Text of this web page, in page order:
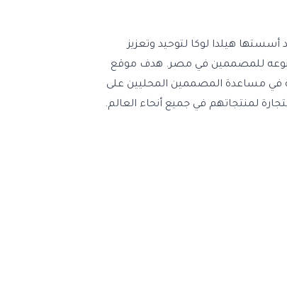
"ميتشا" منصة التسوق الرائدة عبر الإنترنت، حيث تجلب ثقافة أزياء جديدة إلى مصر. ‬ ‏‫ ‬ ‫تم إنشاء ميتشا في عام 2018، وقد أسستها هيلدا لوكا لتوحيد وتعزيز
تعد مركز ميتشا أكبر مركز من نوعه للمصممين في مصر. هدف موقع
في مساعدة المصممين المحليين على
لمنتجاتهم في جميع أنحاء العالم.